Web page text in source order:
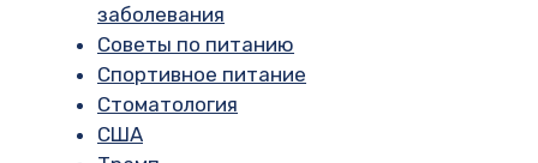
заболевания
Советы по питанию
Спортивное питание
Стоматология
США